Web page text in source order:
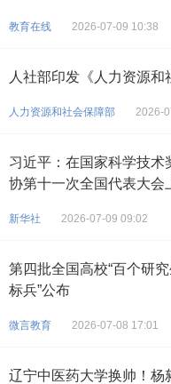
教育在线 2026-07-09 10:38
人社部印发《人力资源和
人力资源和社会保障部 2026-
习近平：在国家科学技
协第十一次全国代表大会
新华社 2026-07-09 09:02
第四批全国高校“百个研
标兵”公布
微言教育 2026-07-08 17:01
辽宁中医药大学换帅！杨